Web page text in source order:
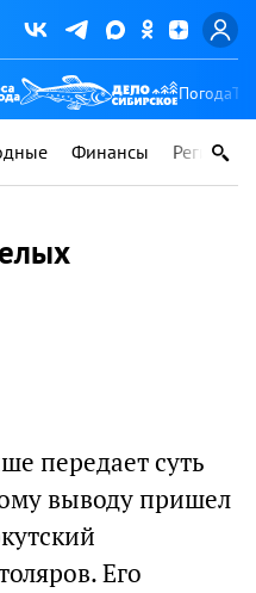
Погода
Финансы Регионы
передает суть
выводу пришел
Его